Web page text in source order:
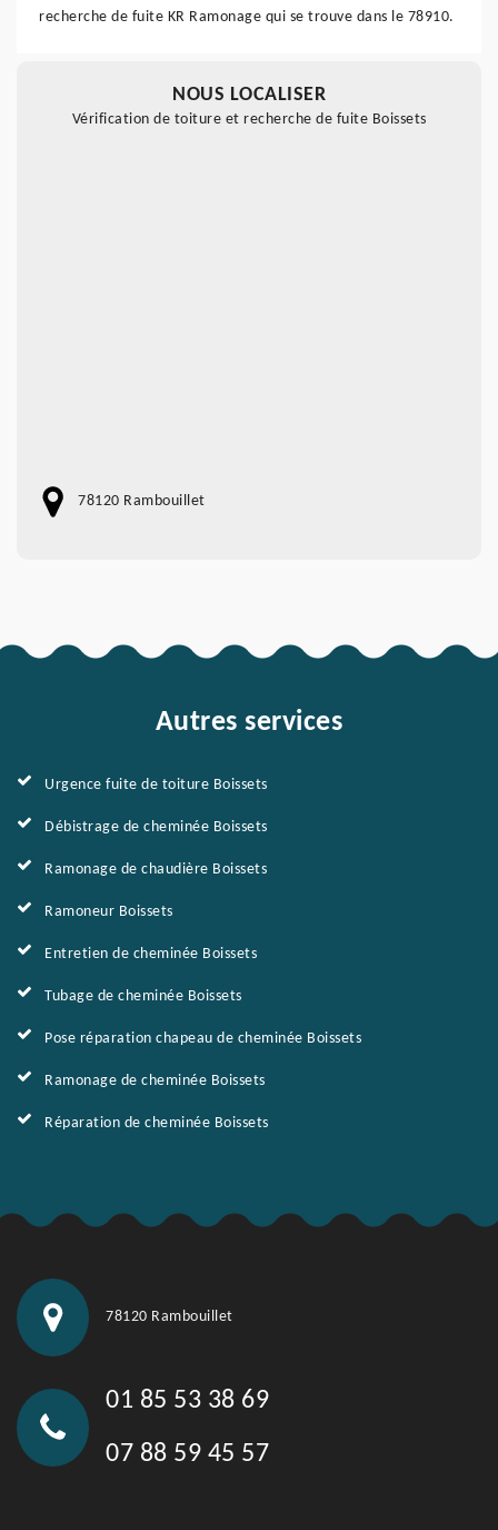
recherche de fuite KR Ramonage qui se trouve dans le 78910.
NOUS LOCALISER
Vérification de toiture et recherche de fuite Boissets
78120 Rambouillet
Autres services
Urgence fuite de toiture Boissets
Débistrage de cheminée Boissets
Ramonage de chaudière Boissets
Ramoneur Boissets
Entretien de cheminée Boissets
Tubage de cheminée Boissets
Pose réparation chapeau de cheminée Boissets
Ramonage de cheminée Boissets
Réparation de cheminée Boissets
78120 Rambouillet
01 85 53 38 69
07 88 59 45 57